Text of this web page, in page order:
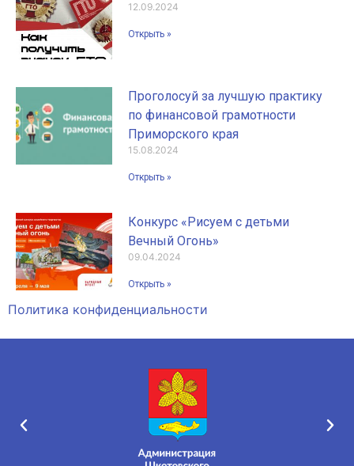
12.09.2024
Открыть »
Проголосуй за лучшую практику
по финансовой грамотности
Приморского края
15.08.2024
Открыть »
Конкурс «Рисуем с детьми
Вечный Огонь»
09.04.2024
Открыть »
Политика конфиденциальности